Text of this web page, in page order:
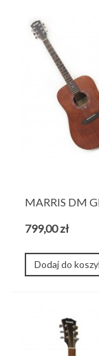
MARRIS DM
799,00 zł
Dodaj do